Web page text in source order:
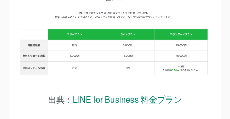
出典： LINE for Business 料金プラン